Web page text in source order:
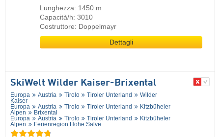
Lunghezza: 1450 m
Capacità/h: 3010
Costruttore: Doppelmayr
Dettagli
SkiWelt Wilder Kaiser-Brixental
Europa Austria Tirolo Tiroler Unterland
Wilder
Kaiser
Europa
Austria Tirolo Tiroler Unterland
Kitzbüheler
Alpen
Brixental
Europa
Austria Tirolo Tiroler Unterland
Kitzbüheler
Alpen
Ferienregion Hohe Salve